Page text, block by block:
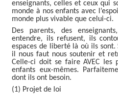
enseignants, celles et ceux qui
monde à nos enfants avec
monde plus vivable que celui-ci.
Des parents, des
entendre, ils refusent, ils
espaces de liberté là où ils sont.
il nous faut nous soutenir et
Celle-ci doit se faire AVEC les
enfants eux-mêmes.
dont ils ont besoin.
(1) Projet de loi